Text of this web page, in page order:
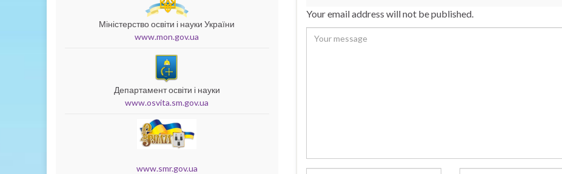
Your email address will not be published.
Міністерство освіти і науки України
www.mon.gov.ua
Департамент освіти і науки
www.osvita.sm.gov.ua
www.smr.gov.ua